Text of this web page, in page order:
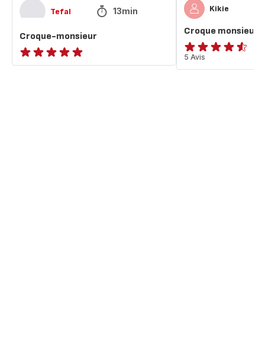
Tefal 13min
Croque-monsieur
ratings.NaN
Kikie
Croque monsieur
ratings.4.5
5 Avis